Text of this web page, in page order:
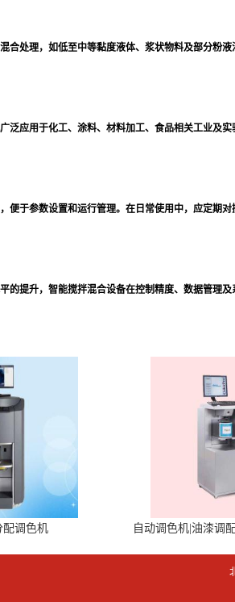
合处理，如低至中等黏度液体、浆状物料及部分粉
泛应用于化工、涂料、材料加工、食品相关工业及
便于参数设置和运行管理。在日常使用中，应定期
的提升，智能搅拌混合设备在控制精度、数据管理
配调色机 自动调色机|油漆调